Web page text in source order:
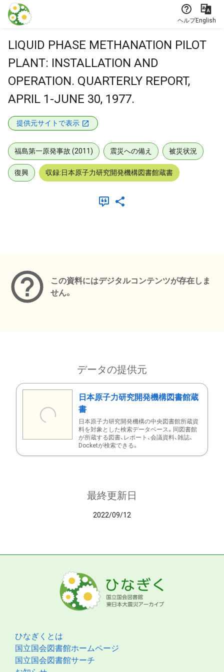
本文に飛ぶ
ヘルプEnglish
LIQUID PHASE METHANATION PILOT
PLANT: INSTALLATION AND
OPERATION. QUARTERLY REPORT,
APRIL 1-JUNE 30, 1977.
提供元サイトで表示
福島第一原発事故 (2011) 震災への備え 被災状況
復興 収録:日本原子力研究開発機構図書館蔵書
この資料にはデジタルコンテンツが存在しま
せん。
データの提供元
日本原子力研究開発機構図書館蔵
書
日本原子力研究開発機構の中央図書館所蔵資
料を対象とした検索データベース。同図書館
が所蔵する図書、レポート、会議資料、雑誌、
Docketが検索できる。
最終更新日
2022/09/12
ひなぎくとは
国立国会図書館ホームページ
国立国会図書館サーチ